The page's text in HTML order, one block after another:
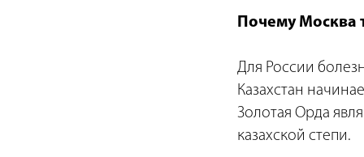
Почему Москва
Для России
Казахстан
Золотая Орда
казахской степи.